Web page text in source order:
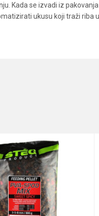
Kada se izvadi iz
ukusu koji traži riba